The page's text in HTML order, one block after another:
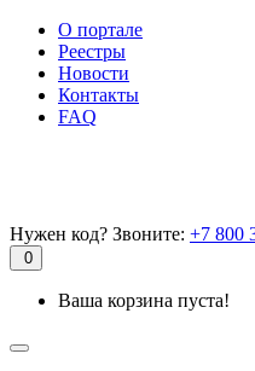
О портале
Реестры
Новости
Контакты
FAQ
Нужен код? Звоните: +7 800
0
Ваша корзина пуста!